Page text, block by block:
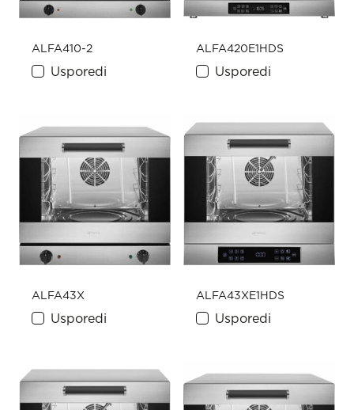
ALFA410-2
Usporedi
ALFA420E1HDS
Usporedi
ALFA43X
Usporedi
ALFA43XE1HDS
Usporedi